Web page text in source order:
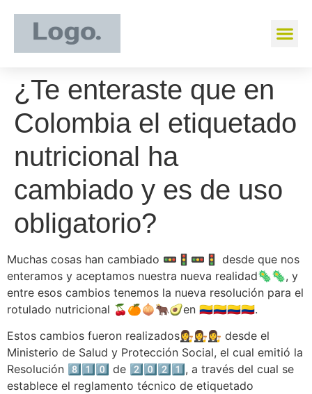
¿Te enteraste que en
Colombia el etiquetado
nutricional ha
cambiado y es de uso
obligatorio?
Muchas cosas han cambiado 🚥🚦🚥🚦 desde que nos
enteramos y aceptamos nuestra nueva realidad🦠🦠, y
entre esos cambios tenemos la nueva resolución para el
rotulado nutricional 🍒🍊🧅🐂🥑en 🇨🇴🇨🇴🇨🇴🇨🇴.
Estos cambios fueron realizados👩‍⚖️👩‍⚖️👩‍⚖️ desde el
Ministerio de Salud y Protección Social, el cual emitió la
Resolución 8️⃣1️⃣0️⃣ de 2️⃣0️⃣2️⃣1️⃣, a través del cual se
establece el reglamento técnico de etiquetado